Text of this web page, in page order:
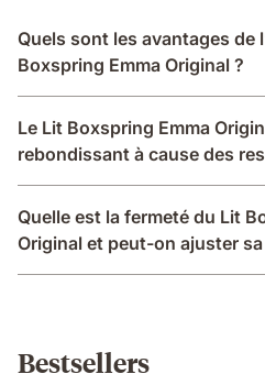
Quels sont les avantages de
Boxspring Emma Original ?
Le Lit Boxspring Emma
rebondissant à cause des
Quelle est la fermeté du Lit
Original et peut-on ajuster
Bestsellers